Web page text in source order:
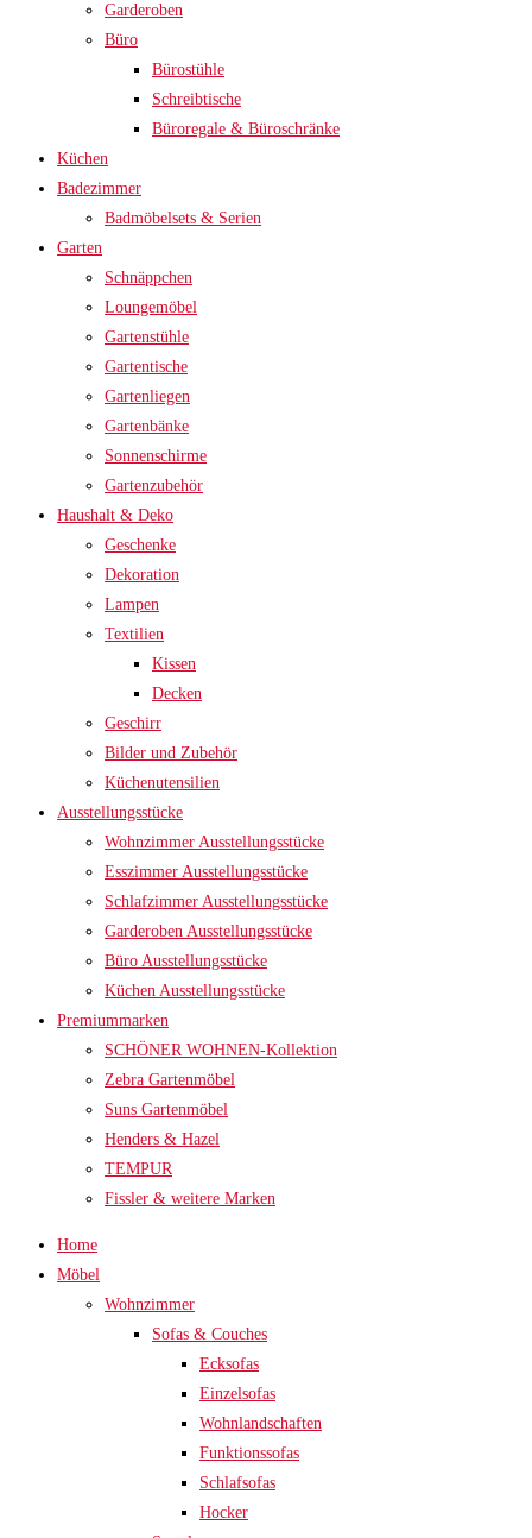
Garderoben
Büro
Bürostühle
Schreibtische
Büroregale & Büroschränke
Küchen
Badezimmer
Badmöbelsets & Serien
Garten
Schnäppchen
Loungemöbel
Gartenstühle
Gartentische
Gartenliegen
Gartenbänke
Sonnenschirme
Gartenzubehör
Haushalt & Deko
Geschenke
Dekoration
Lampen
Textilien
Kissen
Decken
Geschirr
Bilder und Zubehör
Küchenutensilien
Ausstellungsstücke
Wohnzimmer Ausstellungsstücke
Esszimmer Ausstellungsstücke
Schlafzimmer Ausstellungsstücke
Garderoben Ausstellungsstücke
Büro Ausstellungsstücke
Küchen Ausstellungsstücke
Premiummarken
SCHÖNER WOHNEN-Kollektion
Zebra Gartenmöbel
Suns Gartenmöbel
Henders & Hazel
TEMPUR
Fissler & weitere Marken
Home
Möbel
Wohnzimmer
Sofas & Couches
Ecksofas
Einzelsofas
Wohnlandschaften
Funktionssofas
Schlafsofas
Hocker